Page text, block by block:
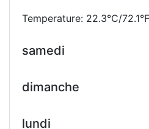
Temperature: 22.3°C/72.1°F
samedi
dimanche
lundi